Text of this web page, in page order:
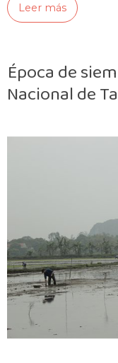
Leer más
Época de
Nacional de